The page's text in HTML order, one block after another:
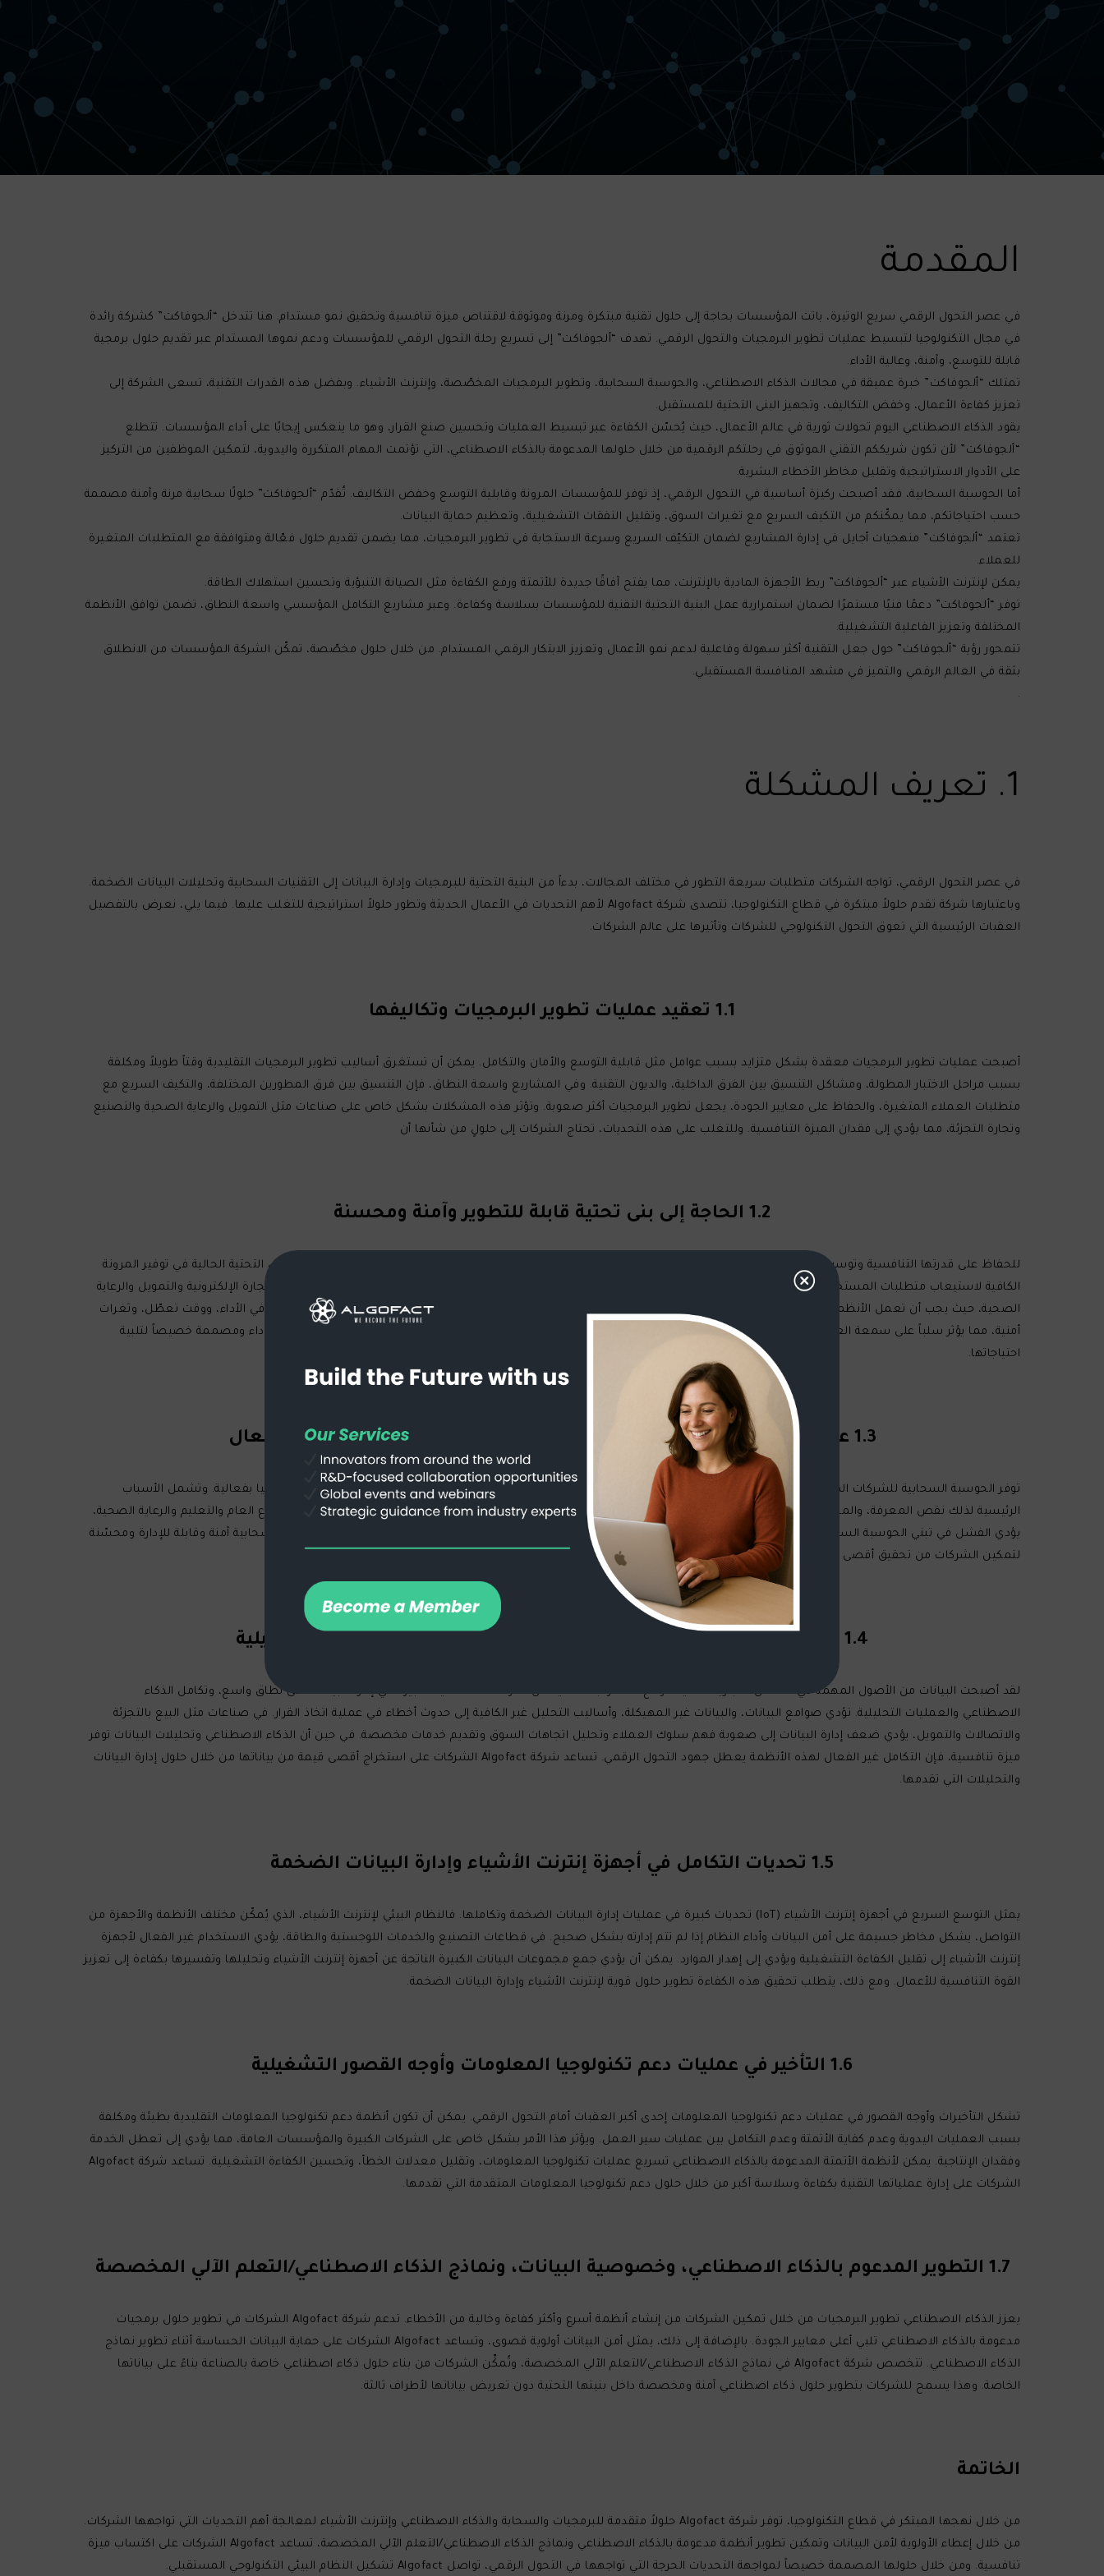
المقدمة
في عصر التحول الرقمي سريع الوتيرة، باتت المؤسسات بحاجة إلى حلول تقنية مبتكرة ومرنة وموثوقة لاقتناص ميزة تنافسية وتحقيق نمو مستدام. هنا تتدخل “ألجوفاكت” كشركة رائدة
في مجال التكنولوجيا لتبسيط عمليات تطوير البرمجيات والتحول الرقمي. تهدف “ألجوفاكت” إلى تسريع رحلة التحول الرقمي للمؤسسات ودعم نموها المستدام عبر تقديم حلول برمجية
قابلة للتوسع، وآمنة، وعالية الأداء.
تمتلك “ألجوفاكت” خبرة عميقة في مجالات الذكاء الاصطناعي، والحوسبة السحابية، وتطوير البرمجيات المخصّصة، وإنترنت الأشياء. وبفضل هذه القدرات التقنية، تسعى الشركة إلى
تعزيز كفاءة الأعمال، وخفض التكاليف، وتجهيز البنى التحتية للمستقبل.
يقود الذكاء الاصطناعي اليوم تحولات ثورية في عالم الأعمال، حيث يُحسّن الكفاءة عبر تبسيط العمليات وتحسين صنع القرار، وهو ما ينعكس إيجابًا على أداء المؤسسات. تتطلع
“ألجوفاكت” لأن تكون شريككم التقني الموثوق في رحلتكم الرقمية من خلال حلولها المدعومة بالذكاء الاصطناعي، التي تؤتمت المهام المتكررة واليدوية، لتمكين الموظفين من التركيز
على الأدوار الاستراتيجية وتقليل مخاطر الأخطاء البشرية.
أما الحوسبة السحابية، فقد أصبحت ركيزة أساسية في التحول الرقمي، إذ توفر للمؤسسات المرونة وقابلية التوسع وخفض التكاليف. تُقدّم “ألجوفاكت” حلولًا سحابية مرنة وآمنة مصممة
حسب احتياجاتكم، مما يمكّنكم من التكيف السريع مع تغيرات السوق، وتقليل النفقات التشغيلية، وتعظيم حماية البيانات.
تعتمد “ألجوفاكت” منهجيات أجايل في إدارة المشاريع لضمان التكيّف السريع وسرعة الاستجابة في تطوير البرمجيات، مما يضمن تقديم حلول فعّالة ومتوافقة مع المتطلبات المتغيرة
للعملاء.
يمكن لإنترنت الأشياء عبر “ألجوفاكت” ربط الأجهزة المادية بالإنترنت، مما يفتح آفاقًا جديدة للأتمتة ورفع الكفاءة مثل الصيانة التنبؤية وتحسين استهلاك الطاقة.
توفر “ألجوفاكت” دعمًا فنيًا مستمرًا لضمان استمرارية عمل البنية التحتية التقنية للمؤسسات بسلاسة وكفاءة. وعبر مشاريع التكامل المؤسسي واسعة النطاق، تضمن توافق الأنظمة
المختلفة وتعزيز الفاعلية التشغيلية.
تتمحور رؤية “ألجوفاكت” حول جعل التقنية أكثر سهولة وفاعلية لدعم نمو الأعمال وتعزيز الابتكار الرقمي المستدام. من خلال حلول مخصّصة، تمكّن الشركة المؤسسات من الانطلاق
بثقة في العالم الرقمي والتميز في مشهد المنافسة المستقبلي.
.
1. تعريف المشكلة
في عصر التحول الرقمي، تواجه الشركات متطلبات سريعة التطور في مختلف المجالات، بدءاً من البنية التحتية للبرمجيات وإدارة البيانات إلى التقنيات السحابية وتحليلات البيانات الضخمة.
وباعتبارها شركة تقدم حلولاً مبتكرة في قطاع التكنولوجيا، تتصدى شركة Algofact لأهم التحديات في الأعمال الحديثة وتطور حلولاً استراتيجية للتغلب عليها. فيما يلي، نعرض بالتفصيل
العقبات الرئيسية التي تعوق التحول التكنولوجي للشركات وتأثيرها على عالم الشركات.
1.1 تعقيد عمليات تطوير البرمجيات وتكاليفها
أصبحت عمليات تطوير البرمجيات معقدة بشكل متزايد بسبب عوامل مثل قابلية التوسع والأمان والتكامل. يمكن أن تستغرق أساليب تطوير البرمجيات التقليدية وقتاً طويلاً ومكلفة
بسبب مراحل الاختبار المطولة، ومشاكل التنسيق بين الفرق الداخلية، والديون التقنية. وفي المشاريع واسعة النطاق، فإن التنسيق بين فرق المطورين المختلفة، والتكيف السريع مع
متطلبات العملاء المتغيرة، والحفاظ على معايير الجودة، يجعل تطوير البرمجيات أكثر صعوبة. وتؤثر هذه المشكلات بشكل خاص على صناعات مثل التمويل والرعاية الصحية والتصنيع
وتجارة التجزئة، مما يؤدي إلى فقدان الميزة التنافسية. وللتغلب على هذه التحديات، تحتاج الشركات إلى حلولٍ من شأنها أن
1.2 الحاجة إلى بنى تحتية قابلة للتطوير وآمنة ومحسنة
للحفاظ على قدرتها التنافسية وتوسيع نطاق خدماتها، يجب على الشركات الحديثة بناء بنى تحتية آمنة وقابلة للتطوير. ومع ذلك، غالباً ما تفشل البنى التحتية الحالية في توفير المرونة
الكافية لاستيعاب متطلبات المستخدمين المتزايدة، وتدفقات البيانات العالية، والتهديدات الأمنية المتطورة. هذه مشكلة كبيرة، خاصةً في مجالات التجارة الإلكترونية والتمويل والرعاية
الصحية، حيث يجب أن تعمل الأنظمة ذات الحركة المرورية العالية بشكل موثوق وفعال. يمكن أن يؤدي الفشل في تحسين البنى التحتية إلى مشاكل في الأداء، ووقت تعطّل، وثغرات
أمنية، مما يؤثر سلباً على سمعة العلامة التجارية ورضا العملاء. لذلك، يجب أن تستثمر الشركات في حلول بنية تحتية قابلة للتطوير وآمنة ومحسّنة الأداء ومصممة خصيصاً لتلبية
احتياجاتها.
1.3 عدم قدرة الشركات على استخدام الحلول القائمة على السحابة بشكل فعال
توفر الحوسبة السحابية للشركات المرونة ومزايا التكلفة وقابلية التوسع، ومع ذلك لا تزال العديد من الشركات تكافح من أجل استخدام هذه التكنولوجيا بفعالية. وتشمل الأسباب
الرئيسية لذلك نقص المعرفة، والمخاوف الأمنية، وتحديات التكامل مع الأنظمة الحالية، والاعتماد على البنية التحتية التقليدية. في صناعات مثل القطاع العام والتعليم والرعاية الصحية،
يؤدي الفشل في تبني الحوسبة السحابية بفعالية إلى عدم الكفاءة التشغيلية وارتفاع التكاليف. ولمعالجة هذه المشكلة، توفر شركة Algofact حلولاً سحابية آمنة وقابلة للإدارة ومحسّنة
لتمكين الشركات من تحقيق أقصى قدر من فوائد التكنولوجيا السحابية.
1.4 التحديات في إدارة البيانات وتكامل الذكاء الاصطناعي والعمليات التحليلية
لقد أصبحت البيانات من الأصول المهمة في الأعمال التجارية الحديثة، ومع ذلك تواجه العديد من المؤسسات تحديات كبيرة في إدارة البيانات على نطاق واسع، وتكامل الذكاء
الاصطناعي والعمليات التحليلية. تؤدي صوامع البيانات، والبيانات غير المهيكلة، وأساليب التحليل غير الكافية إلى حدوث أخطاء في عملية اتخاذ القرار. في صناعات مثل البيع بالتجزئة
والاتصالات والتمويل، يؤدي ضعف إدارة البيانات إلى صعوبة فهم سلوك العملاء وتحليل اتجاهات السوق وتقديم خدمات مخصصة. في حين أن الذكاء الاصطناعي وتحليلات البيانات توفر
ميزة تنافسية، فإن التكامل غير الفعال لهذه الأنظمة يعطل جهود التحول الرقمي. تساعد شركة Algofact الشركات على استخراج أقصى قيمة من بياناتها من خلال حلول إدارة البيانات
والتحليلات التي تقدمها.
1.5 تحديات التكامل في أجهزة إنترنت الأشياء وإدارة البيانات الضخمة
يمثل التوسع السريع في أجهزة إنترنت الأشياء (IoT) تحديات كبيرة في عمليات إدارة البيانات الضخمة وتكاملها. فالنظام البيئي لإنترنت الأشياء، الذي يُمكّن مختلف الأنظمة والأجهزة من
التواصل، يشكل مخاطر جسيمة على أمن البيانات وأداء النظام إذا لم تتم إدارته بشكل صحيح. في قطاعات التصنيع والخدمات اللوجستية والطاقة، يؤدي الاستخدام غير الفعال لأجهزة
إنترنت الأشياء إلى تقليل الكفاءة التشغيلية ويؤدي إلى إهدار الموارد. يمكن أن يؤدي جمع مجموعات البيانات الكبيرة الناتجة عن أجهزة إنترنت الأشياء وتحليلها وتفسيرها بكفاءة إلى تعزيز
القوة التنافسية للأعمال. ومع ذلك، يتطلب تحقيق هذه الكفاءة تطوير حلول قوية لإنترنت الأشياء وإدارة البيانات الضخمة.
1.6 التأخير في عمليات دعم تكنولوجيا المعلومات وأوجه القصور التشغيلية
تشكل التأخيرات وأوجه القصور في عمليات دعم تكنولوجيا المعلومات إحدى أكبر العقبات أمام التحول الرقمي. يمكن أن تكون أنظمة دعم تكنولوجيا المعلومات التقليدية بطيئة ومكلفة
بسبب العمليات اليدوية وعدم كفاية الأتمتة وعدم التكامل بين عمليات سير العمل. ويؤثر هذا الأمر بشكل خاص على الشركات الكبيرة والمؤسسات العامة، مما يؤدي إلى تعطل الخدمة
وفقدان الإنتاجية. يمكن لأنظمة الأتمتة المدعومة بالذكاء الاصطناعي تسريع عمليات تكنولوجيا المعلومات، وتقليل معدلات الخطأ، وتحسين الكفاءة التشغيلية. تساعد شركة Algofact
الشركات على إدارة عملياتها التقنية بكفاءة وسلاسة أكبر من خلال حلول دعم تكنولوجيا المعلومات المتقدمة التي تقدمها.
1.7 التطوير المدعوم بالذكاء الاصطناعي، وخصوصية البيانات، ونماذج الذكاء الاصطناعي/التعلم الآلي المخصصة
يعزز الذكاء الاصطناعي تطوير البرمجيات من خلال تمكين الشركات من إنشاء أنظمة أسرع وأكثر كفاءة وخالية من الأخطاء. تدعم شركة Algofact الشركات في تطوير حلول برمجيات
مدعومة بالذكاء الاصطناعي تلبي أعلى معايير الجودة. بالإضافة إلى ذلك، يمثل أمن البيانات أولوية قصوى، وتساعد Algofact الشركات على حماية البيانات الحساسة أثناء تطوير نماذج
الذكاء الاصطناعي. تتخصص شركة Algofact في نماذج الذكاء الاصطناعي/التعلم الآلي المخصصة، وتُمكِّن الشركات من بناء حلول ذكاء اصطناعي خاصة بالصناعة بناءً على بياناتها
الخاصة. وهذا يسمح للشركات بتطوير حلول ذكاء اصطناعي آمنة ومخصصة داخل بنيتها التحتية دون تعريض بياناتها لأطراف ثالثة.
الخاتمة
من خلال نهجها المبتكر في قطاع التكنولوجيا، توفر شركة Algofact حلولاً متقدمة للبرمجيات والسحابة والذكاء الاصطناعي وإنترنت الأشياء لمعالجة أهم التحديات التي تواجهها الشركات.
من خلال إعطاء الأولوية لأمن البيانات وتمكين تطوير أنظمة مدعومة بالذكاء الاصطناعي ونماذج الذكاء الاصطناعي/التعلم الآلي المخصصة، تساعد Algofact الشركات على اكتساب ميزة
تنافسية. ومن خلال حلولها المصممة خصيصاً لمواجهة التحديات الحرجة التي تواجهها في التحول الرقمي، تواصل Algofact تشكيل النظام البيئي التكنولوجي المستقبلي.